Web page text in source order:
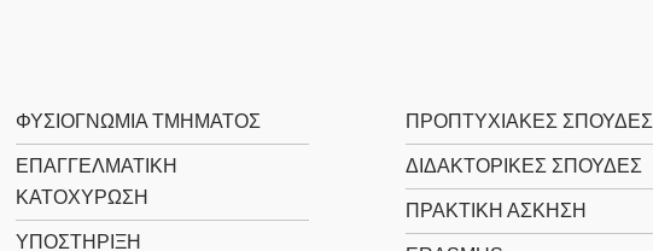
ΦΥΣΙΟΓΝΩΜΙΑ ΤΜΗΜΑΤΟΣ
ΕΠΑΓΓΕΛΜΑΤΙΚΗ
ΚΑΤΟΧΥΡΩΣΗ
ΥΠΟΣΤΗΡΙΞΗ
ΠΡΟΠΤΥΧΙΑΚΕΣ ΣΠΟΥΔΕΣ
ΔΙΔΑΚΤΟΡΙΚΕΣ ΣΠΟΥΔΕΣ
ΠΡΑΚΤΙΚΗ ΑΣΚΗΣΗ